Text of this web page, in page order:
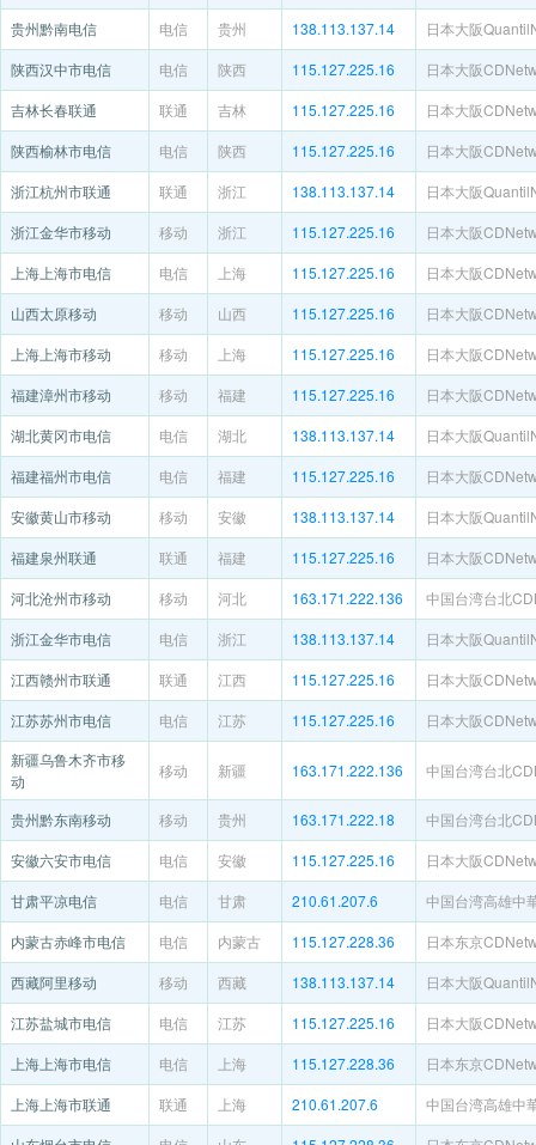
贵州黔南电信
电信 贵州 138.113.137.14
日本大阪
陕西汉中市电信
电信 陕西 115.127.225.16
日本大阪
吉林长春联通
联通 吉林 115.127.225.16
日本大阪
陕西榆林市电信
电信 陕西 115.127.225.16
日本大阪
浙江杭州市联通
联通 浙江 138.113.137.14
日本大阪
浙江金华市移动
移动 浙江 115.127.225.16
日本大阪
上海上海市电信
电信 上海 115.127.225.16
日本大阪
山西太原移动
移动 山西 115.127.225.16
日本大阪
上海上海市移动
移动 上海 115.127.225.16
日本大阪
福建漳州市移动
移动 福建 115.127.225.16
日本大阪
湖北黄冈市电信
电信 湖北 138.113.137.14
日本大阪
福建福州市电信
电信 福建 115.127.225.16
日本大阪
安徽黄山市移动
移动 安徽 138.113.137.14
日本大阪
福建泉州联通
联通 福建 115.127.225.16
日本大阪
河北沧州市移动
移动 河北 163.171.222.136
中国台湾台北
浙江金华市电信
电信 浙江 138.113.137.14
日本大阪
江西赣州市联通
联通 江西 115.127.225.16
日本大阪
江苏苏州市电信
电信 江苏 115.127.225.16
日本大阪
新疆乌鲁木齐市移
动
移动 新疆 163.171.222.136 中国台湾台北
贵州黔东南移动 移动 贵州 163.171.222.18
中国台湾台北
安徽六安市电信
电信 安徽 115.127.225.16
日本大阪
甘肃平凉电信
电信 甘肃 210.61.207.6
中国台湾高雄中
内蒙古赤峰市电信
电信 内蒙古 115.127.228.36
日本东京
西藏阿里移动
移动 西藏 138.113.137.14
日本大阪
江苏盐城市电信
电信 江苏 115.127.225.16
日本大阪
上海上海市电信
电信 上海 115.127.228.36
日本东京
上海上海市联通
联通 上海 210.61.207.6
中国台湾高雄中